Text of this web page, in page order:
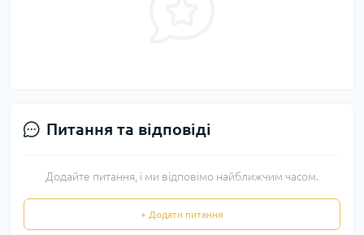
Питання та відповіді
Додайте питання, і ми відповімо найближчим часом.
+ Додати питання